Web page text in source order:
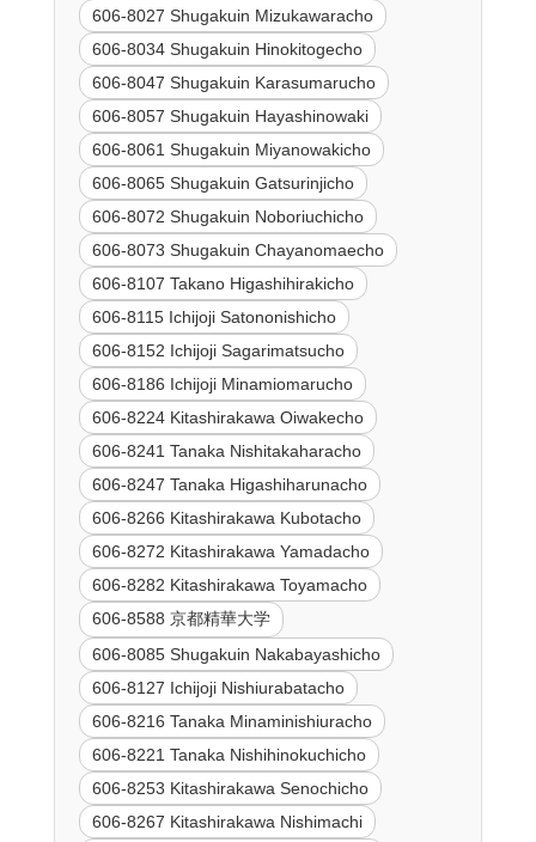
606-8027 Shugakuin Mizukawaracho
606-8034 Shugakuin Hinokitogecho
606-8047 Shugakuin Karasumarucho
606-8057 Shugakuin Hayashinowaki
606-8061 Shugakuin Miyanowakicho
606-8065 Shugakuin Gatsurinjicho
606-8072 Shugakuin Noboriuchicho
606-8073 Shugakuin Chayanomaecho
606-8107 Takano Higashihirakicho
606-8115 Ichijoji Satononishicho
606-8152 Ichijoji Sagarimatsucho
606-8186 Ichijoji Minamiomarucho
606-8224 Kitashirakawa Oiwakecho
606-8241 Tanaka Nishitakaharacho
606-8247 Tanaka Higashiharunacho
606-8266 Kitashirakawa Kubotacho
606-8272 Kitashirakawa Yamadacho
606-8282 Kitashirakawa Toyamacho
606-8588 京都精華大学
606-8085 Shugakuin Nakabayashicho
606-8127 Ichijoji Nishiurabatacho
606-8216 Tanaka Minaminishiuracho
606-8221 Tanaka Nishihinokuchicho
606-8253 Kitashirakawa Senochicho
606-8267 Kitashirakawa Nishimachi